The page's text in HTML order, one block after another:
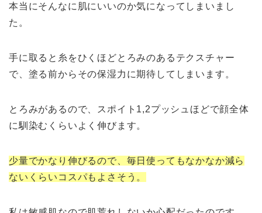
本当にそんなに肌にいいのか気になってしまいまし
た。
手に取ると糸をひくほどとろみのあるテクスチャー
で、塗る前からその保湿力に期待してしまいます。
とろみがあるので、スポイト1,2プッシュほどで顔全体
に馴染むくらいよく伸びます。
少量でかなり伸びるので、毎日使ってもなかなか減ら
ないくらいコスパもよさそう。